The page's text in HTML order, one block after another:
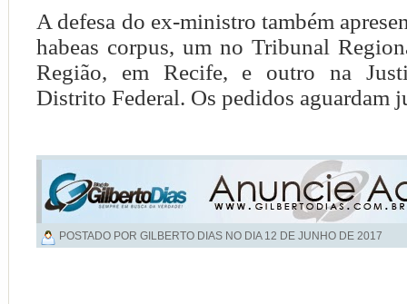
A defesa do ex-ministro também
habeas corpus, um no Tribunal
Região, em Recife, e outro na
Distrito Federal. Os pedidos aguardam
POSTADO POR GILBERTO DIAS NO DIA 12 DE JUNHO DE 2017